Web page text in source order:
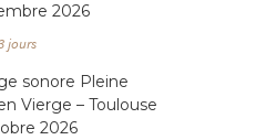
2026
jours
sonore Pleine
Vierge – Toulouse
2026